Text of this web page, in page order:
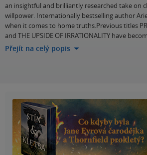
an insightful and brilliantly researched take on
willpower. Internationally bestselling author
when it comes to home truths.Previous titles
and THE UPSIDE OF IRRATIONALITY have
Přejít na celý popis